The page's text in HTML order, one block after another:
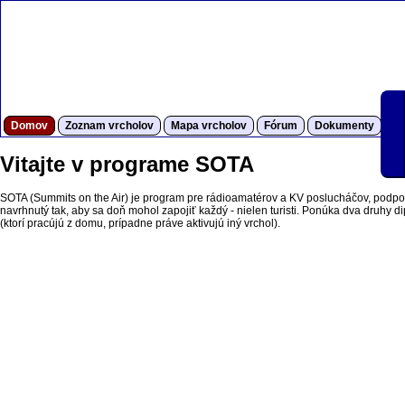
Domov Zoznam vrcholov Mapa vrcholov Fórum Dokumenty
Vitajte v programe SOTA
SOTA (Summits on the Air) je program pre rádioamatérov a KV poslucháčov,
navrhnutý tak, aby sa doň mohol zapojiť každý - nielen turisti. Ponúka dva druhy
(ktorí pracújú z domu, prípadne práve aktivujú iný vrchol).